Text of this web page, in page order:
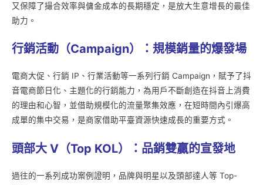
又保障了撮合效率與傭金成本的長期穩定，是放大生意增長的最佳
助力。
行銷活動（Campaign）：規模銷量的爆發場
電商大促、行銷 IP、行業活動等一系列行銷 Campaign，賦予了抖
音電商節日化、主題化的行銷能力，為用戶不斷創造在抖音上消費
的理由和心智，並借助規模化的流量聚集效應，在短時間內引爆高
成單的集中交易，是商家借助平臺資源快速成長的重要方式。
頭部大 V （Top KOL）：品銷雙贏的宣發地
過往的一系列成功案例證明，品牌與明星以及頭部達人等 Top-